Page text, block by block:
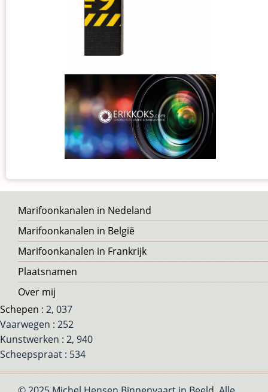
Voet
Marifoonkanalen in Nedeland
Marifoonkanalen in België
Marifoonkanalen in Frankrijk
Plaatsnamen
Over mij
Schepen : 2, 037
Vaarwegen : 252
Kunstwerken : 2, 940
Scheepspraat : 534